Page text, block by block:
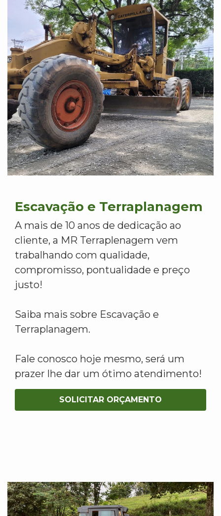
Escavação e Terraplanagem
A mais de 10 anos de dedicação ao
cliente, a MR Terraplenagem vem
trabalhando com qualidade,
compromisso, pontualidade e preço
justo!
Saiba mais sobre Escavação e
Terraplanagem.
Fale conosco hoje mesmo, será um
prazer lhe dar um ótimo atendimento!
SOLICITAR ORÇAMENTO